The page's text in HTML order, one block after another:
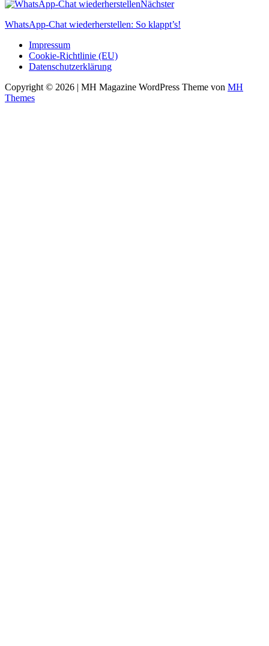
Nächster
WhatsApp-Chat wiederherstellen: So klappt’s!
Impressum
Cookie-Richtlinie (EU)
Datenschutzerklärung
Copyright © 2026 | MH Magazine WordPress Theme von MH
Themes